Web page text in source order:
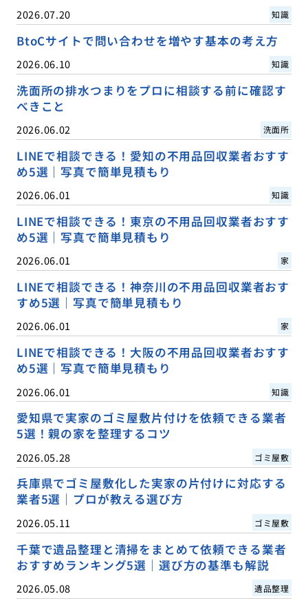
2026.07.20 知識
BtoCサイトで問い合わせを増やす基本の考え方
2026.06.10 知識
洗面所の排水つまりをプロに相談する前に確認す
べきこと
2026.06.02 洗面所
LINEで相談できる！愛知の不用品回収業者おすす
め5選｜写真で簡単見積もり
2026.06.01 知識
LINEで相談できる！東京の不用品回収業者おすす
め5選｜写真で簡単見積もり
2026.06.01 家
LINEで相談できる！神奈川の不用品回収業者おす
すめ5選｜写真で簡単見積もり
2026.06.01 家
LINEで相談できる！大阪の不用品回収業者おすす
め5選｜写真で簡単見積もり
2026.06.01 知識
愛知県で実家のゴミ屋敷片付けを依頼できる業者
5選！親の家を整理するコツ
2026.05.28 ゴミ屋敷
兵庫県でゴミ屋敷化した実家の片付けに対応する
業者5選｜プロが教える選び方
2026.05.11 ゴミ屋敷
千葉で遺品整理と清掃をまとめて依頼できる業者
おすすめランキング5選｜選び方の基準も解説
2026.05.08 遺品整理